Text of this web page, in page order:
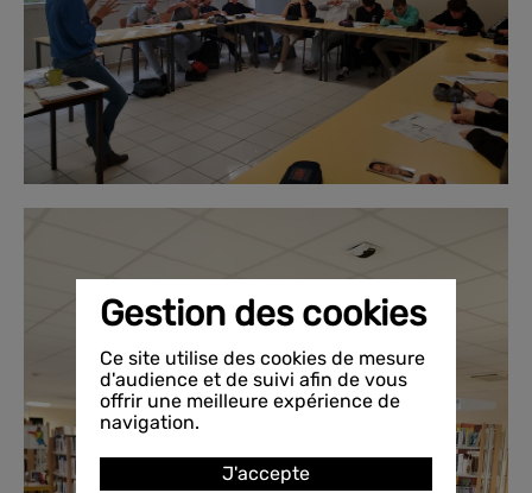
Gestion des cookies
Ce site utilise des cookies de mesure
d'audience et de suivi afin de vous
offrir une meilleure expérience de
navigation.
J'accepte